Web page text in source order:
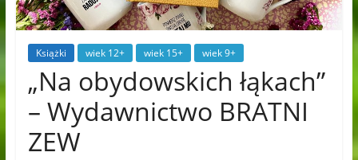
Książki wiek 12+ wiek 15+ wiek 9+
„Na obydowskich łąkach”
– Wydawnictwo BRATNI
ZEW